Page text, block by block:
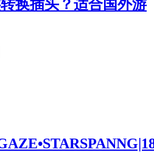
换插头？适合国外游